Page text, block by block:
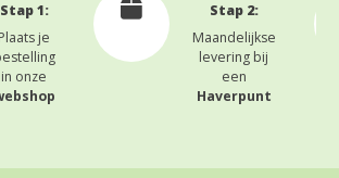
Stap 1:
Plaats je
in onze
Stap 2:
Maandelijkse
levering bij
een
Haverpunt